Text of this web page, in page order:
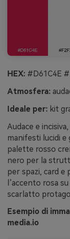
HEX: #D61C4E
Atmosfera:
Ideale per: kit
Audace e
manifesti lucidi e
palette rosso
nero per la
per spazi, card e
l’accento rosa
scarlatto
Esempio di
media.io